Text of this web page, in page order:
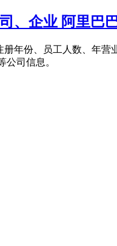
、企业 阿里巴
年份、员工人数、年
公司信息。